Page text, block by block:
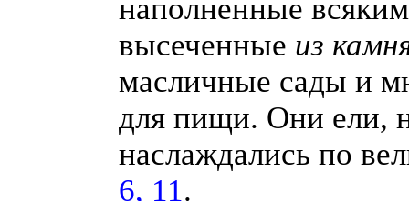
наполненные
высеченные из
масличные сады и
для пищи. Они ели,
наслаждались по
6, 11.